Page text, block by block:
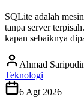
SQLite adalah
tanpa server
kapan sebaiknya
Ahmad
Teknologi
6 Agt 2026